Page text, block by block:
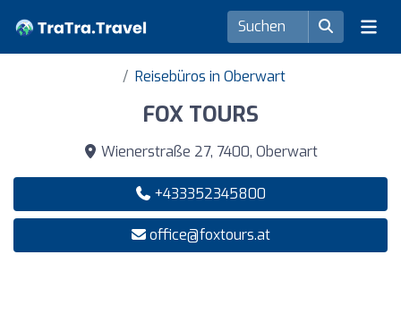
Reisebüros in Oberwart
FOX TOURS
Wienerstraße 27, 7400, Oberwart
+433352345800
office@foxtours.at